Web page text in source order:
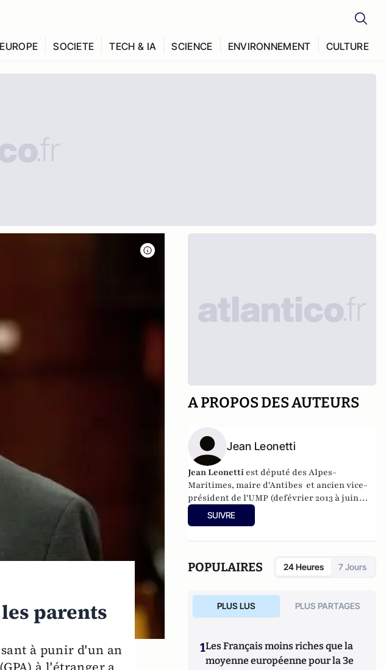
EUROPE SOCIETE TECH & IA SCIENCE ENVIRONNEMENT CULTURE
parents
à punir d'un an
A PROPOS DES AUTEURS
Jean Leonetti
Jean Leonetti est député des Alpes-
Maritimes, maire d'Antibes et ancien vice-
président de l'UMP (defévrier 2013 à juin
2014. Médecin, ancien directeur du service
de cardiologie du centre hospitalier
fin de vie, qui a conduit à l’adoption de la loi
du 22 avril 2005, appelée loi Leonetti. Il a été
de juin 2011 à mai 2012.
SUIVRE
POPULAIRES 24 Heures 7 Jours
PLUS LUS PLUS PARTAGES
1Les Français moins riches que la
moyenne européenne pour la 3e